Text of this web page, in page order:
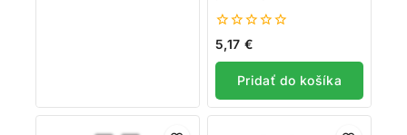
0
5
5,17 €
Pridať do košíka